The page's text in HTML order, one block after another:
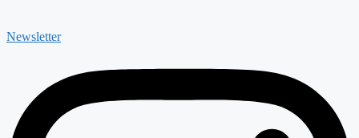
Newsletter